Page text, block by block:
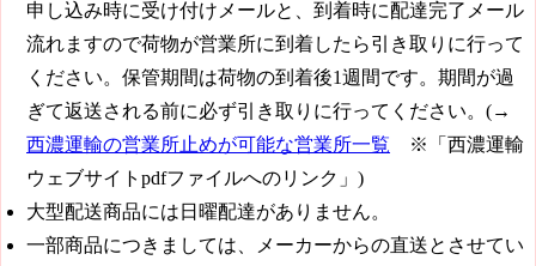
申し込み時に受け付けメールと、到着時に配達完了メール
流れますので荷物が営業所に到着したら引き取りに行って
ください。保管期間は荷物の到着後1週間です。期間が過
ぎて返送される前に必ず引き取りに行ってください。(→
西濃運輸の営業所止めが可能な営業所一覧 ※「西濃運輸
ウェブサイトpdfファイルへのリンク」)
大型配送商品には日曜配達がありません。
一部商品につきましては、メーカーからの直送とさせてい